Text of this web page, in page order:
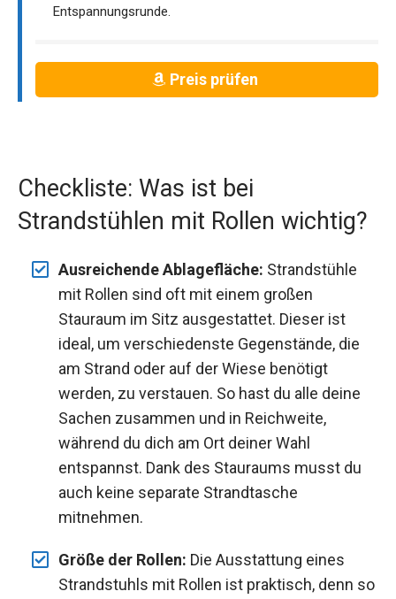
Entspannungsrunde.
Preis prüfen
Checkliste: Was ist bei
Strandstühlen mit Rollen wichtig?
Ausreichende Ablagefläche: Strandstühle
mit Rollen sind oft mit einem großen
Stauraum im Sitz ausgestattet. Dieser ist
ideal, um verschiedenste Gegenstände, die
am Strand oder auf der Wiese benötigt
werden, zu verstauen. So hast du alle deine
Sachen zusammen und in Reichweite,
während du dich am Ort deiner Wahl
entspannst. Dank des Stauraums musst du
auch keine separate Strandtasche
mitnehmen.
Größe der Rollen: Die Ausstattung eines
Strandstuhls mit Rollen ist praktisch, denn so